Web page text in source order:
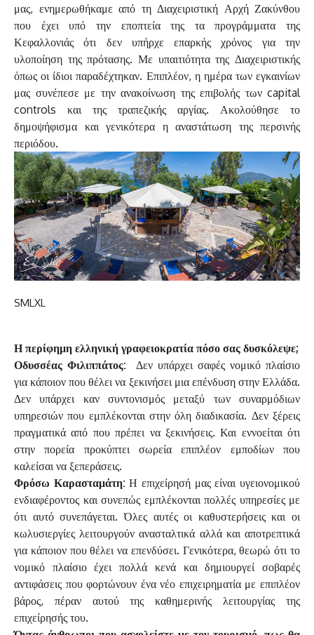
μας, ενημερωθήκαμε από τη Διαχειριστική Αρχή Ζακύνθου
που έχει υπό την εποπτεία της τα προγράμματα της
Κεφαλλονιάς ότι δεν υπήρχε επαρκής χρόνος για την
υλοποίηση της πρότασης. Με υπαιτιότητα της Διαχειριστικής
όπως οι ίδιοι παραδέχτηκαν. Επιπλέον, η ημέρα των εγκαινίων
μας συνέπεσε με την ανακοίνωση της επιβολής των capital
controls και της τραπεζικής αργίας. Ακολούθησε το
δημοψήφισμα και γενικότερα η αναστάτωση της περσινής
περιόδου.
SML XL
Η περίφημη ελληνική γραφειοκρατία πόσο σας δυσκόλεψε;
Οδυσσέας Φιλιππάτος: Δεν υπάρχει σαφές νομικό πλαίσιο
για κάποιον που θέλει να ξεκινήσει μια επένδυση στην Ελλάδα.
Δεν υπάρχει καν συντονισμός μεταξύ των συναρμόδιων
υπηρεσιών που εμπλέκονται στην όλη διαδικασία. Δεν ξέρεις
πραγματικά από που πρέπει να ξεκινήσεις. Και εννοείται ότι
στην πορεία προκύπτει σωρεία επιπλέον εμποδίων που
καλείσαι να ξεπεράσεις.
Φρόσω Καρασταμάτη: Η επιχείρησή μας είναι υγειονομικού
ενδιαφέροντος και συνεπώς εμπλέκονται πολλές υπηρεσίες με
ότι αυτό συνεπάγεται. Όλες αυτές οι καθυστερήσεις και οι
κωλυσιεργίες λειτουργούν ανασταλτικά αλλά και αποτρεπτικά
για κάποιον που θέλει να επενδύσει. Γενικότερα, θεωρώ ότι το
νομικό πλαίσιο έχει πολλά κενά και δημιουργεί σοβαρές
αντιφάσεις που φορτώνουν ένα νέο επιχειρηματία με επιπλέον
βάρος, πέραν αυτού της καθημερινής λειτουργίας της
επιχείρησής του.